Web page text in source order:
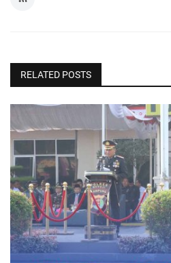
RELATED POSTS